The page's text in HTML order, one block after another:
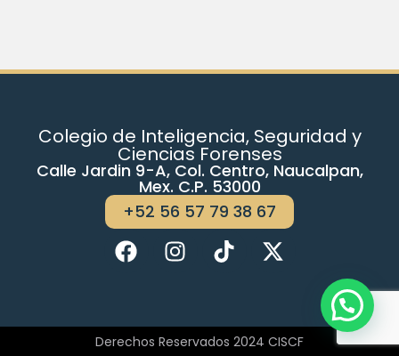
Colegio de Inteligencia, Seguridad y
Ciencias Forenses
Calle Jardin 9-A, Col. Centro, Naucalpan,
Mex. C.P. 53000
+52 56 57 79 38 67
Derechos Reservados 2024 CISCF